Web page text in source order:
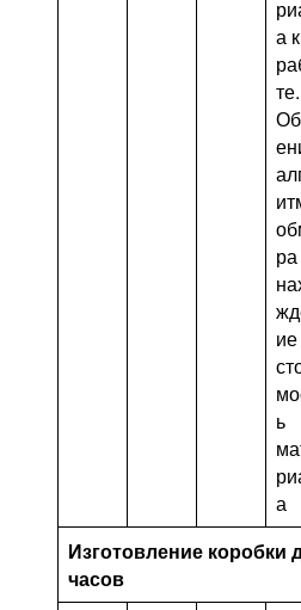
а к
те.
ие
ь
а
Изготовление коробки
часов